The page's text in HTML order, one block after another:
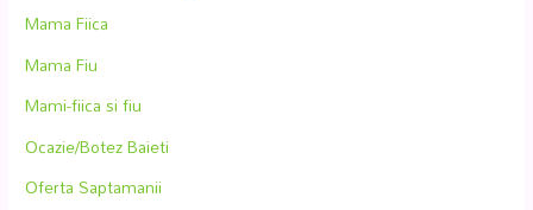
Mama Fiica
Mama Fiu
Mami-fiica si fiu
Ocazie/Botez Baieti
Oferta Saptamanii